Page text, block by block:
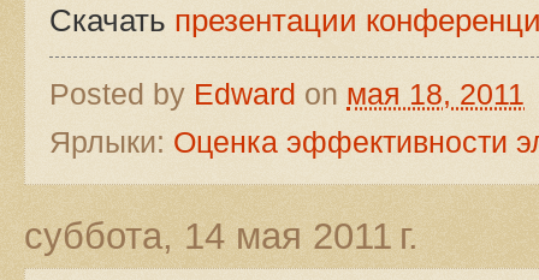
Скачать презентации
Posted by Edward on мая 18, 2011
Ярлыки: Оценка эффективности
суббота, 14 мая 2011 г.